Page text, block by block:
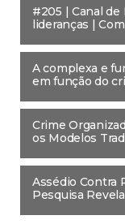
#205 | Canal
lideranças |
A complexa e
em função do
Crime
os Modelos
Assédio Contra
Pesquisa